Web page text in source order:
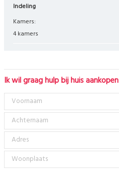
Indeling
Kamers:
4 kamers
Ik wil graag hulp bij huis aankopen